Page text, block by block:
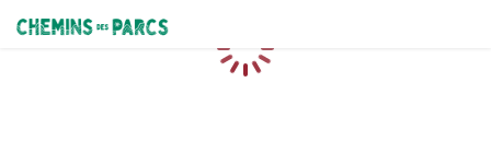
Chemins des Parcs
Chargement